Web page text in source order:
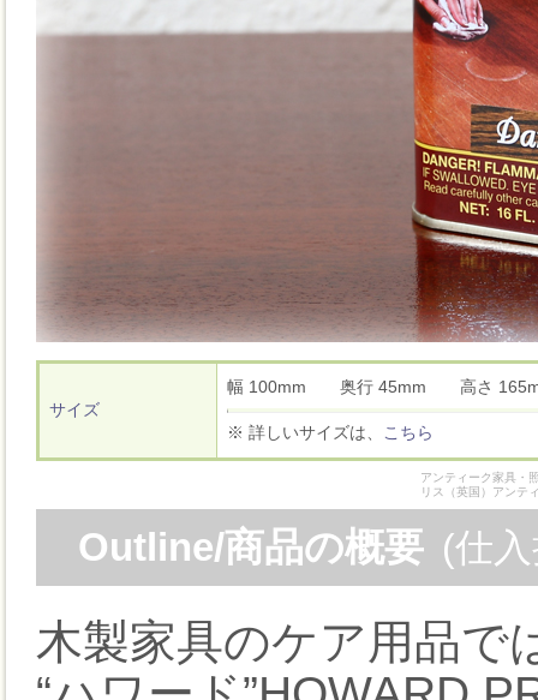
サイズ
幅 100mm 奥行 45mm 高さ
※ 詳しいサイズは、 こちら
アンティーク家具・
リス（英国）アンテ
Outline/商品の概要 (仕
木製家具のケア用品で